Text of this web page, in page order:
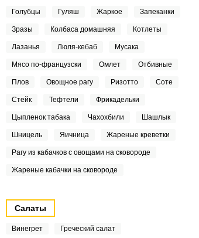
Голубцы Гуляш Жаркое Запеканки
Зразы Колбаса домашняя Котлеты
Лазанья Люля-кебаб Мусака
Мясо по-французски Омлет Отбивные
Плов Овощное рагу Ризотто Соте
Стейк Тефтели Фрикадельки
Цыпленок табака Чахохбили Шашлык
Шницель Яичница Жареные креветки
Рагу из кабачков с овощами на сковороде
Жареные кабачки на сковороде
Салаты
Винегрет Греческий салат